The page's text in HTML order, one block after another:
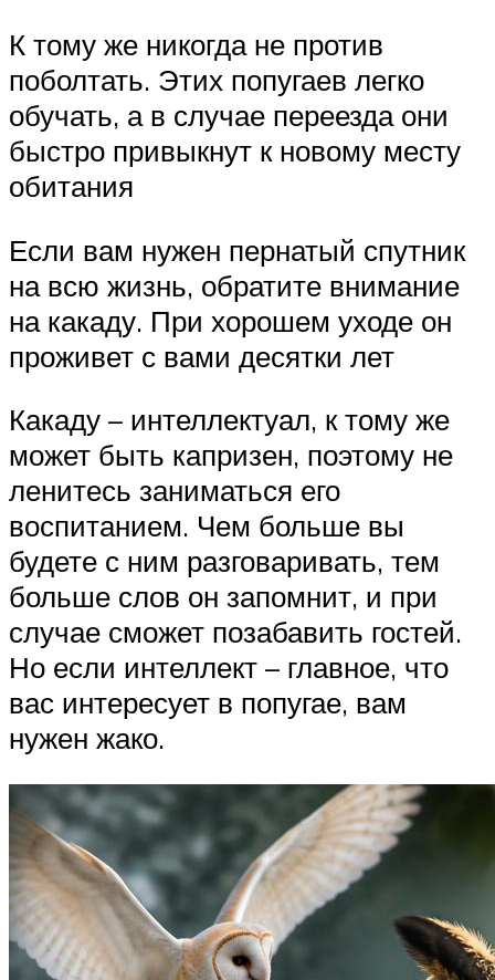
К тому же никогда не против
поболтать. Этих попугаев легко
обучать, а в случае переезда они
быстро привыкнут к новому месту
обитания
Если вам нужен пернатый спутник
на всю жизнь, обратите внимание
на какаду. При хорошем уходе он
проживет с вами десятки лет
Какаду – интеллектуал, к тому же
может быть капризен, поэтому не
ленитесь заниматься его
воспитанием. Чем больше вы
будете с ним разговаривать, тем
больше слов он запомнит, и при
случае сможет позабавить гостей.
Но если интеллект – главное, что
вас интересует в попугае, вам
нужен жако.